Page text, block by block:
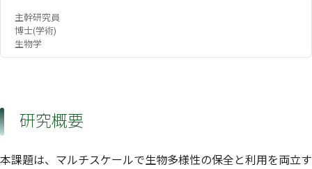
主幹研究員
博士(学術)
生物学
研究概要
本課題は、マルチスケールで生物多様性の保全と利用を両立す